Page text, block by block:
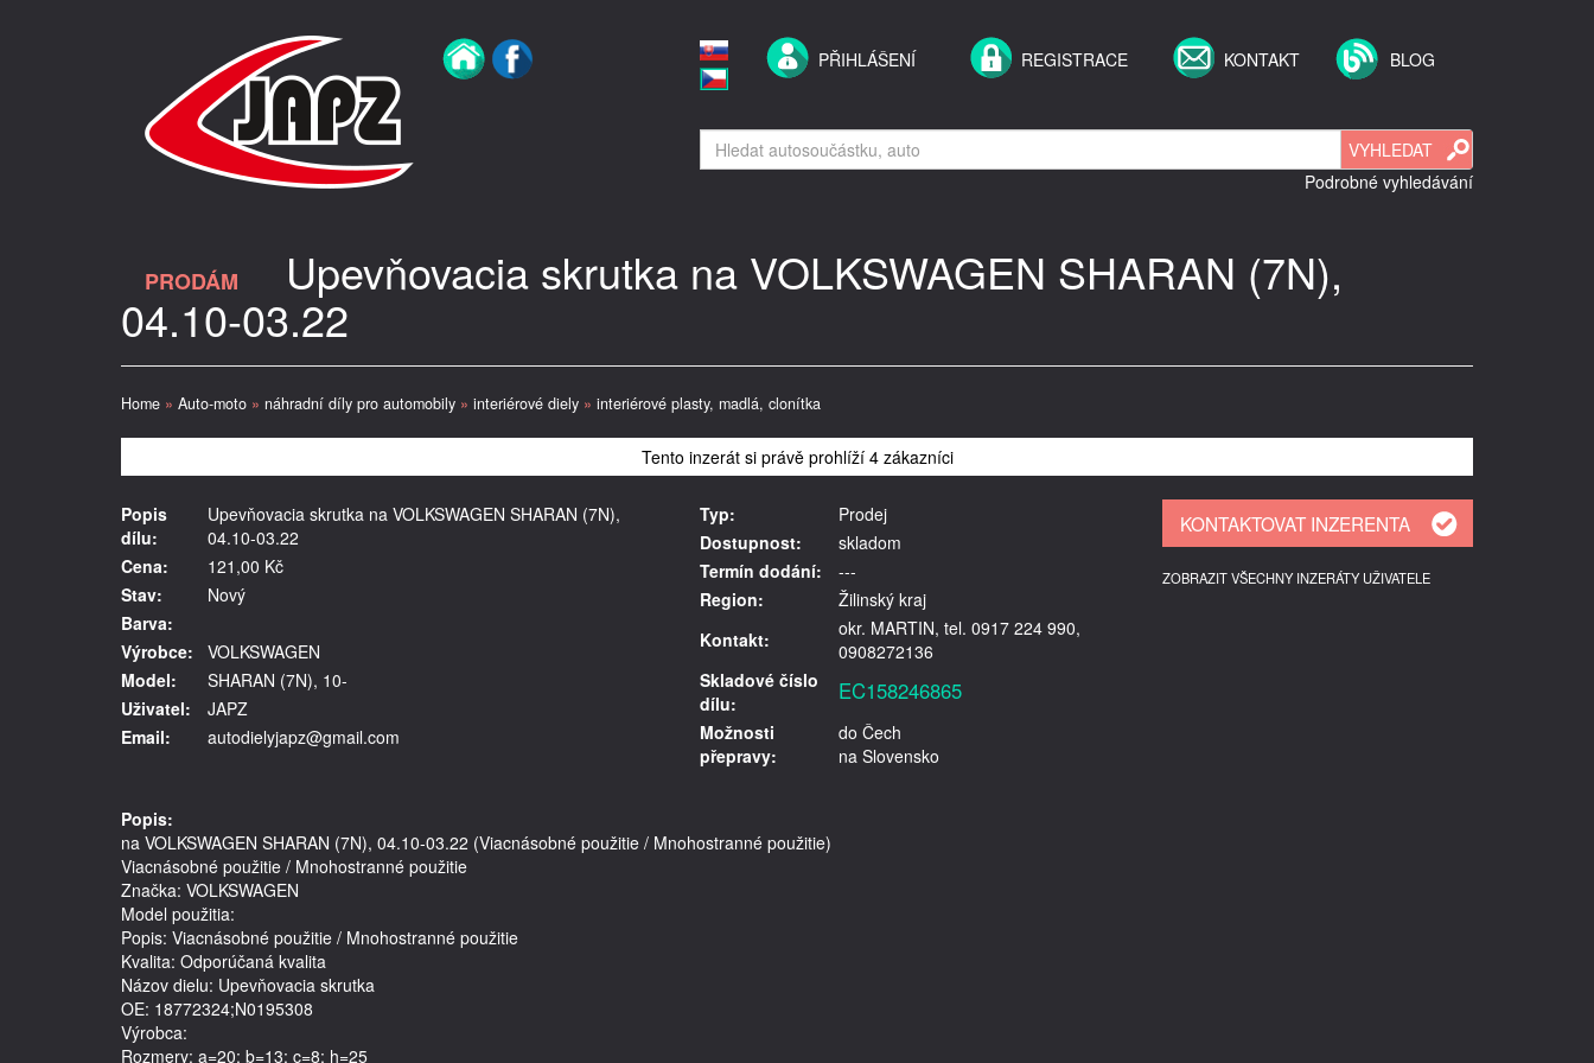
PŘIHLÁŠENÍ REGISTRACE KONTAKT BLOG
Podrobné vyhledávání
PRODÁM Upevňovacia skrutka na VOLKSWAGEN SHARAN (7N),
04.10-03.22
Home » Auto-moto » náhradní díly pro automobily » interiérové diely » interiérové plasty, madlá, clonítka
Tento inzerát si právě prohlíží 4 zákazníci
Popis
dílu:
Upevňovacia skrutka na VOLKSWAGEN SHARAN (7N),
04.10-03.22
Cena:
121,00 Kč
Stav:
Nový
Barva:
Výrobce:
VOLKSWAGEN
Model:
SHARAN (7N), 10-
Uživatel:
JAPZ
Email:
autodielyjapz@gmail.com
Typ:
Prodej
Dostupnost:
skladom
Termín dodání:
---
Region:
Žilinský kraj
Kontakt:
okr. MARTIN, tel. 0917 224 990,
0908272136
Skladové číslo
dílu:
EC158246865
Možnosti
přepravy:
do Čech
na Slovensko
ZOBRAZIT VŠECHNY INZERÁTY UŽIVATELE
Popis:
na VOLKSWAGEN SHARAN (7N), 04.10-03.22 (Viacnásobné použitie / Mnohostranné použitie)
Viacnásobné použitie / Mnohostranné použitie
Značka: VOLKSWAGEN
Model použitia:
Popis: Viacnásobné použitie / Mnohostranné použitie
Kvalita: Odporúčaná kvalita
Názov dielu: Upevňovacia skrutka
OE: 18772324;N0195308
Výrobca:
Rozmery: a=20; b=13; c=8; h=25